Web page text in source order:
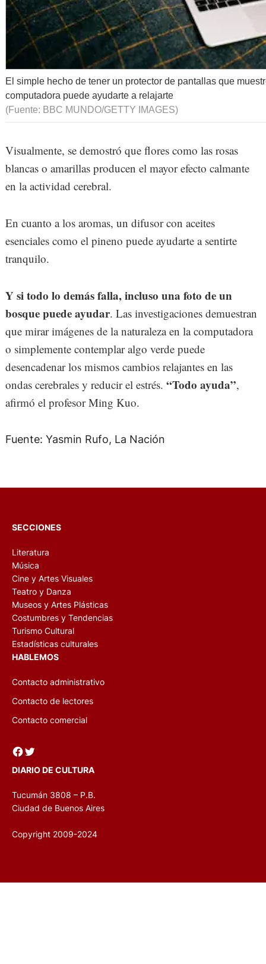
El simple hecho de tener un protector de pantallas que
computadora puede ayudarte a relajarte
(Fuente: BBC MUNDO/GETTY IMAGES)
Visualmente, se demostró que flores como las rosas
blancas o amarillas producen el mayor efecto calmante
en la actividad cerebral.
En cuanto a los aromas, un difusor con aceites
esenciales como el pineno puede ayudarte a sentirte
tranquilo.
Y si todo lo demás falla, incluso una foto de un
bosque puede ayudar. Las investigaciones demuestran
que mirar imágenes de la naturaleza en la computadora
o simplemente contemplar algo verde puede
desencadenar los mismos cambios relajantes en las
ondas cerebrales y reducir el estrés. “Todo ayuda”,
afirmó el profesor Ming Kuo.
Fuente: Yasmin Rufo, La Nación
SECCIONES
Literatura
Música
Cine y Artes Visuales
Teatro y Danza
Museos y Artes Plásticas
Costumbres y Tendencias
Turismo Cultural
Estadísticas culturales
HABLEMOS
Contacto administrativo
Contacto de lectores
Contacto comercial
Facebook Twitter
DIARIO DE CULTURA
Tucumán 3808 – P.B.
Ciudad de Buenos Aires
Copyright 2009-2024